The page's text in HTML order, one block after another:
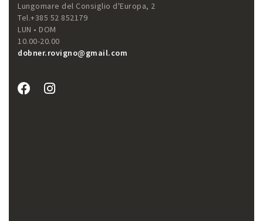
Lungomare del Consiglio d'Europa, 2
Tel.+385 52 852179
LUN • DOM
10.00-20.00
dobner.rovigno@gmail.com